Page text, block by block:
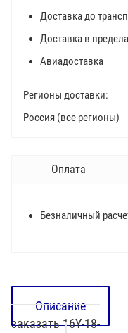
Доставка до
Доставка в
Авиадоставка
Регионы доставки:
Россия (все регионы)
Оплата
Безналичный
Описание
заказать 16Y-18-